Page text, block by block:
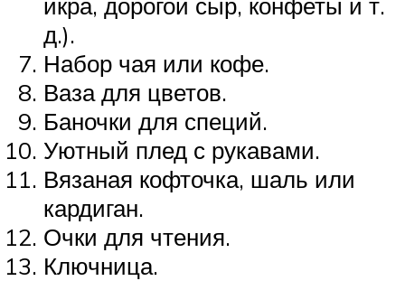
д.).
Набор чая или кофе.
Ваза для цветов.
Баночки для специй.
Уютный плед с рукавами.
Вязаная кофточка, шаль или
кардиган.
Очки для чтения.
Ключница.